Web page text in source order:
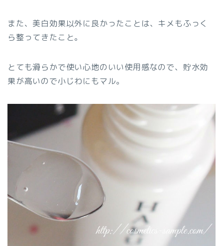
また、美白効果以外に良かったことは、 キメもふっく
ら整ってきたこと。
とても滑らかで使い心地のいい使用感なので、 貯水効
果が高いので小じわにもマル。